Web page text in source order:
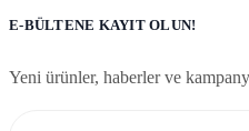
E-BÜLTENE KAYIT OLUN!
Yeni ürünler, haberler ve